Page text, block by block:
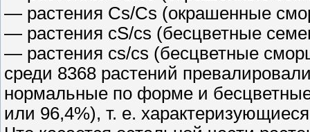
— растения Cs/Cs (окрашенные
— растения cS/cs (бесцветные
— растения cs/cs (бесцветные
среди 8368 растений
нормальные по форме и
или 96,4%), т. е.